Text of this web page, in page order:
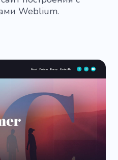
Weblium.